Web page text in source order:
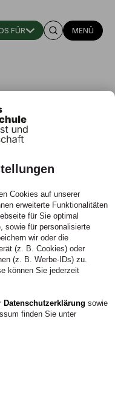
MENÜ
Künstlerische
per Mail.
Cookies auf unserer
erweiterte Funktionalitäten
für Sie optimal
sowie für personalisierte
wir oder die
(z. B. Cookies) oder
(z. B. Werbe-IDs) zu.
können Sie jederzeit
Datenschutzerklärung sowie
finden Sie unter